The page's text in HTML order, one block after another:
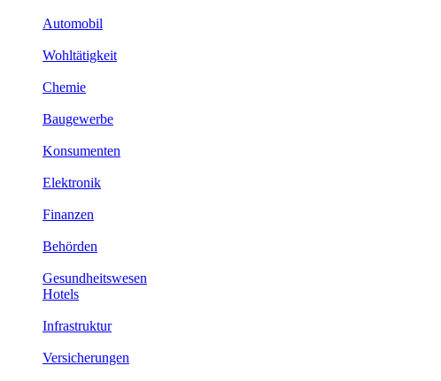
Automobil
Wohltätigkeit
Chemie
Baugewerbe
Konsumenten
Elektronik
Finanzen
Behörden
Gesundheitswesen
Hotels
Infrastruktur
Versicherungen